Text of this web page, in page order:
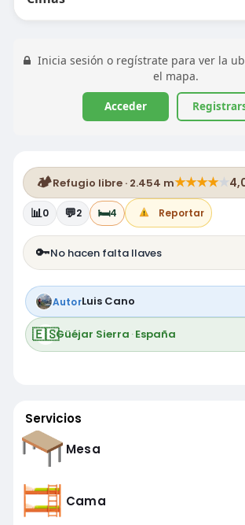
Inicia sesión o regístrate para ver la
el mapa.
Acceder
🏕️Refugio libre · 2.454 m★★★★★
📊0 💬2 🛏️4 Reportar
🔑No hacen falta llaves
AutorLuis Cano
🇪🇸Güéjar Sierra ·España
Servicios
Mesa
Cama